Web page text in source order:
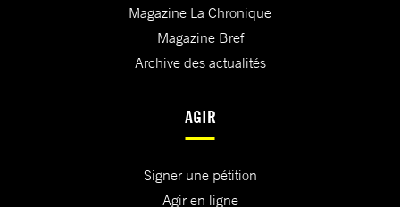
Magazine La Chronique
Magazine Bref
Archive des actualités
AGIR
Signer une pétition
Agir en ligne